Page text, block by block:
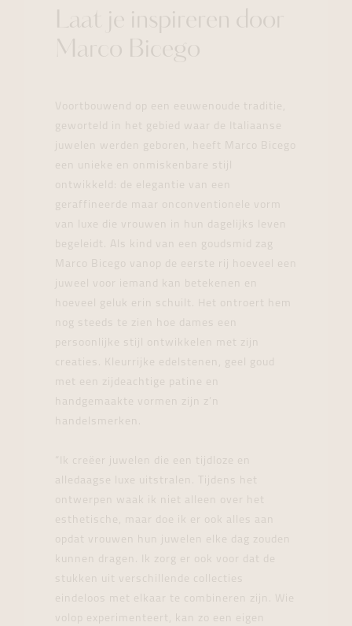
Laat je inspireren door
Marco Bicego
Voortbouwend op een eeuwenoude traditie,
geworteld in het gebied waar de Italiaanse
juwelen werden geboren, heeft Marco Bicego
een unieke en onmiskenbare stijl
ontwikkeld: de elegantie van een
geraffineerde maar onconventionele vorm
van luxe die vrouwen in hun dagelijks leven
begeleidt. Als kind van een goudsmid zag
Marco Bicego vanop de eerste rij hoeveel een
juweel voor iemand kan betekenen en
hoeveel geluk erin schuilt. Het ontroert hem
nog steeds te zien hoe dames een
persoonlijke stijl ontwikkelen met zijn
creaties. Kleurrijke edelstenen, geel goud
met een zijdeachtige patine en
handgemaakte vormen zijn z’n
handelsmerken.
“Ik creëer juwelen die een tijdloze en
alledaagse luxe uitstralen. Tijdens het
ontwerpen waak ik niet alleen over het
esthetische, maar doe ik er ook alles aan
opdat vrouwen hun juwelen elke dag zouden
kunnen dragen. Ik zorg er ook voor dat de
stukken uit verschillende collecties
eindeloos met elkaar te combineren zijn. Wie
volop experimenteert, kan zo een eigen